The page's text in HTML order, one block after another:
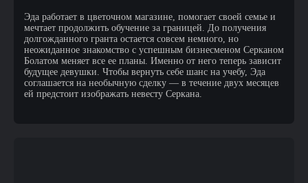
Эда работает в цветочном магазине, помогает своей семье и
мечтает продолжить обучение за границей. До получения
долгожданного гранта остается совсем немного, но
неожиданное знакомство с успешным бизнесменом Серканом
Болатом меняет все ее планы. Именно от него теперь зависит
будущее девушки. Чтобы вернуть себе шанс на учебу, Эда
соглашается на необычную сделку — в течение двух месяцев
ей предстоит изображать невесту Серкана.